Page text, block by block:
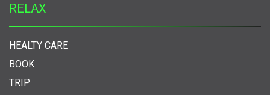
RELAX
HEALTY CARE
BOOK
TRIP